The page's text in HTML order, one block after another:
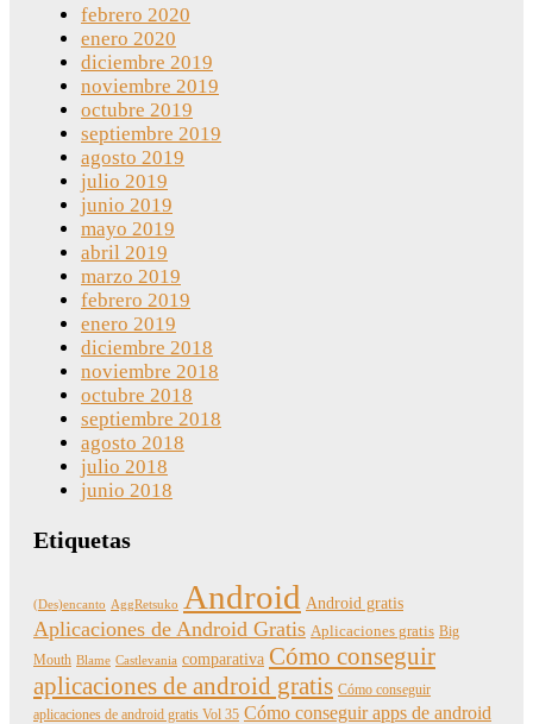
febrero 2020
enero 2020
diciembre 2019
noviembre 2019
octubre 2019
septiembre 2019
agosto 2019
julio 2019
junio 2019
mayo 2019
abril 2019
marzo 2019
febrero 2019
enero 2019
diciembre 2018
noviembre 2018
octubre 2018
septiembre 2018
agosto 2018
julio 2018
junio 2018
Etiquetas
(Des)encanto AggRetsuko Android Android gratis
Aplicaciones de Android Gratis Aplicaciones gratis Big
Mouth Blame Castlevania comparativa Cómo conseguir
aplicaciones de android gratis Cómo conseguir
aplicaciones de android gratis Vol 35 Cómo conseguir apps de android